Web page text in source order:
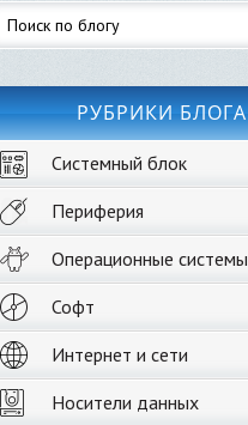
РУБРИКИ БЛОГА
Системный блок
Периферия
Операционные системы
Софт
Интернет и сети
Носители данных